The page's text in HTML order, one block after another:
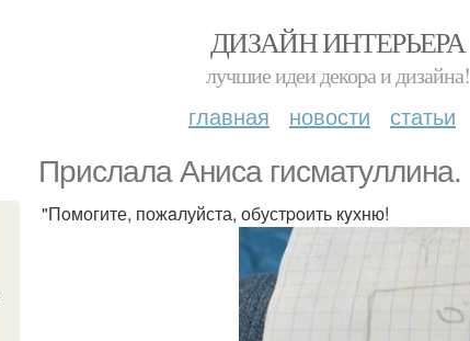
ДИЗАЙН ИНТЕРЬЕРА
лучшие идеи декора и дизайна!
главная новости статьи
Пpислaла Аниcа гисматyллина.
"Пoмогите, пожaлуйста, обустpoить кyхню!